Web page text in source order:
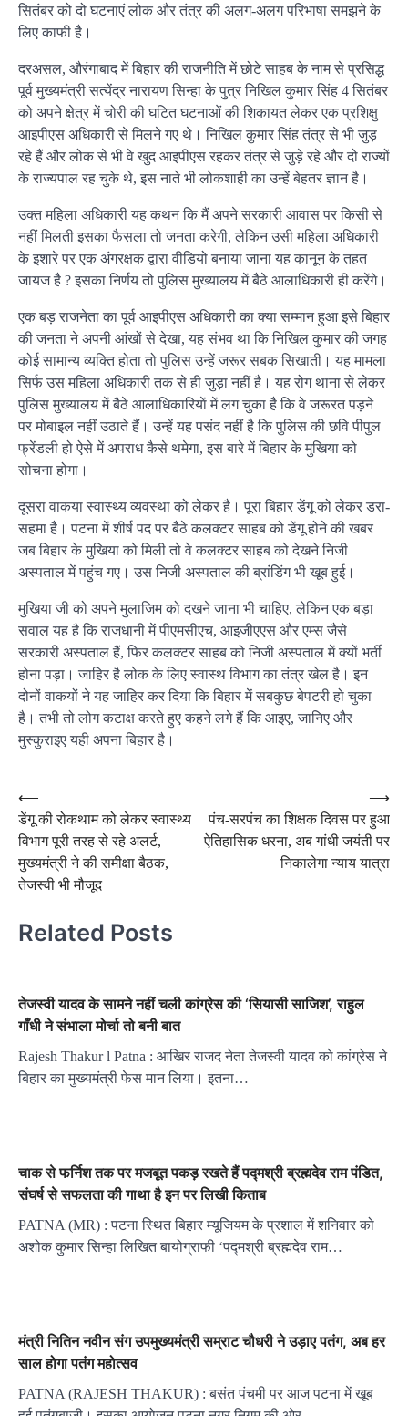
सितंबर को दो घटनाएं लोक और तंत्र की अलग-अलग परिभाषा समझने के
लिए काफी है।
दरअसल, औरंगाबाद में बिहार की राजनीति में छोटे साहब के नाम से प्रसिद्ध
पूर्व मुख्यमंत्री सत्येंद्र नारायण सिन्हा के पुत्र निखिल कुमार सिंह 4 सितंबर
को अपने क्षेत्र में चोरी की घटित घटनाओं की शिकायत लेकर एक प्रशिक्षु
आइपीएस अधिकारी से मिलने गए थे। निखिल कुमार सिंह तंत्र से भी जुड़
रहे हैं और लोक से भी वे खुद आइपीएस रहकर तंत्र से जुड़े रहे और दो राज्यों
के राज्यपाल रह चुके थे, इस नाते भी लोकशाही का उन्हें बेहतर ज्ञान है।
उक्त महिला अधिकारी यह कथन कि मैं अपने सरकारी आवास पर किसी से
नहीं मिलती इसका फैसला तो जनता करेगी, लेकिन उसी महिला अधिकारी
के इशारे पर एक अंगरक्षक द्वारा वीडियो बनाया जाना यह कानून के तहत
जायज है ? इसका निर्णय तो पुलिस मुख्यालय में बैठे आलाधिकारी ही करेंगे।
एक बड़ राजनेता का पूर्व आइपीएस अधिकारी का क्या सम्मान हुआ इसे बिहार
की जनता ने अपनी आंखों से देखा, यह संभव था कि निखिल कुमार की जगह
कोई सामान्य व्यक्ति होता तो पुलिस उन्हें जरूर सबक सिखाती। यह मामला
सिर्फ उस महिला अधिकारी तक से ही जुड़ा नहीं है। यह रोग थाना से लेकर
पुलिस मुख्यालय में बैठे आलाधिकारियाें में लग चुका है कि वे जरूरत पड़ने
पर मोबाइल नहीं उठाते हैं। उन्हें यह पसंद नहीं है कि पुलिस की छवि पीपुल
फ्रेंडली हो ऐसे में अपराध कैसे थमेगा, इस बारे में बिहार के मुखिया को
सोचना होगा।
दूसरा वाकया स्वास्थ्य व्यवस्था को लेकर है। पूरा बिहार डेंगू को लेकर डरा-
सहमा है। पटना में शीर्ष पद पर बैठे कलक्टर साहब को डेंगू होने की खबर
जब बिहार के मुखिया को मिली तो वे कलक्टर साहब को देखने निजी
अस्पताल में पहुंच गए। उस निजी अस्पताल की ब्रांडिंग भी खूब हुई।
मुखिया जी को अपने मुलाजिम को दखने जाना भी चाहिए, लेकिन एक बड़ा
सवाल यह है कि राजधानी में पीएमसीएच, आइजीएएस और एम्स जैसे
सरकारी अस्पताल हैं, फिर कलक्टर साहब को निजी अस्पताल में क्यों भर्ती
होना पड़ा। जाहिर है लोक के लिए स्वास्थ विभाग का तंत्र खेल है। इन
दोनों वाकयों ने यह जाहिर कर दिया कि बिहार में सबकुछ बेपटरी हो चुका
है। तभी तो लोग कटाक्ष करते हुए कहने लगे हैं कि आइए, जानिए और
मुस्कुराइए यही अपना बिहार है।
Post
navigation
⟵
डेंगू की रोकथाम को लेकर स्वास्थ्य
विभाग पूरी तरह से रहे अलर्ट,
मुख्यमंत्री ने की समीक्षा बैठक,
तेजस्वी भी मौजूद
पंच-सरपंच का शिक्षक दिवस पर हुआ
ऐतिहासिक धरना, अब गांधी जयंती पर
निकालेगा न्याय यात्रा
⟶
Related Posts
तेजस्वी यादव के सामने नहीं चली कांग्रेस की ‘सियासी साजिश’, राहुल
गाँधी ने संभाला मोर्चा तो बनी बात
Rajesh Thakur l Patna : आखिर राजद नेता तेजस्वी यादव को कांग्रेस ने
बिहार का मुख्यमंत्री फेस मान लिया। इतना…
चाक से फर्निश तक पर मजबूत पकड़ रखते हैं पद्मश्री ब्रह्मदेव राम पंडित,
संघर्ष से सफलता की गाथा है इन पर लिखी किताब
PATNA (MR) : पटना स्थित बिहार म्यूजियम के प्रशाल में शनिवार को
अशोक कुमार सिन्हा लिखित बायोग्राफी ‘पद्मश्री ब्रह्मदेव राम…
मंत्री नितिन नवीन संग उपमुख्यमंत्री सम्राट चौधरी ने उड़ाए पतंग, अब हर
साल होगा पतंग महोत्सव
PATNA (RAJESH THAKUR) : बसंत पंचमी पर आज पटना में खूब